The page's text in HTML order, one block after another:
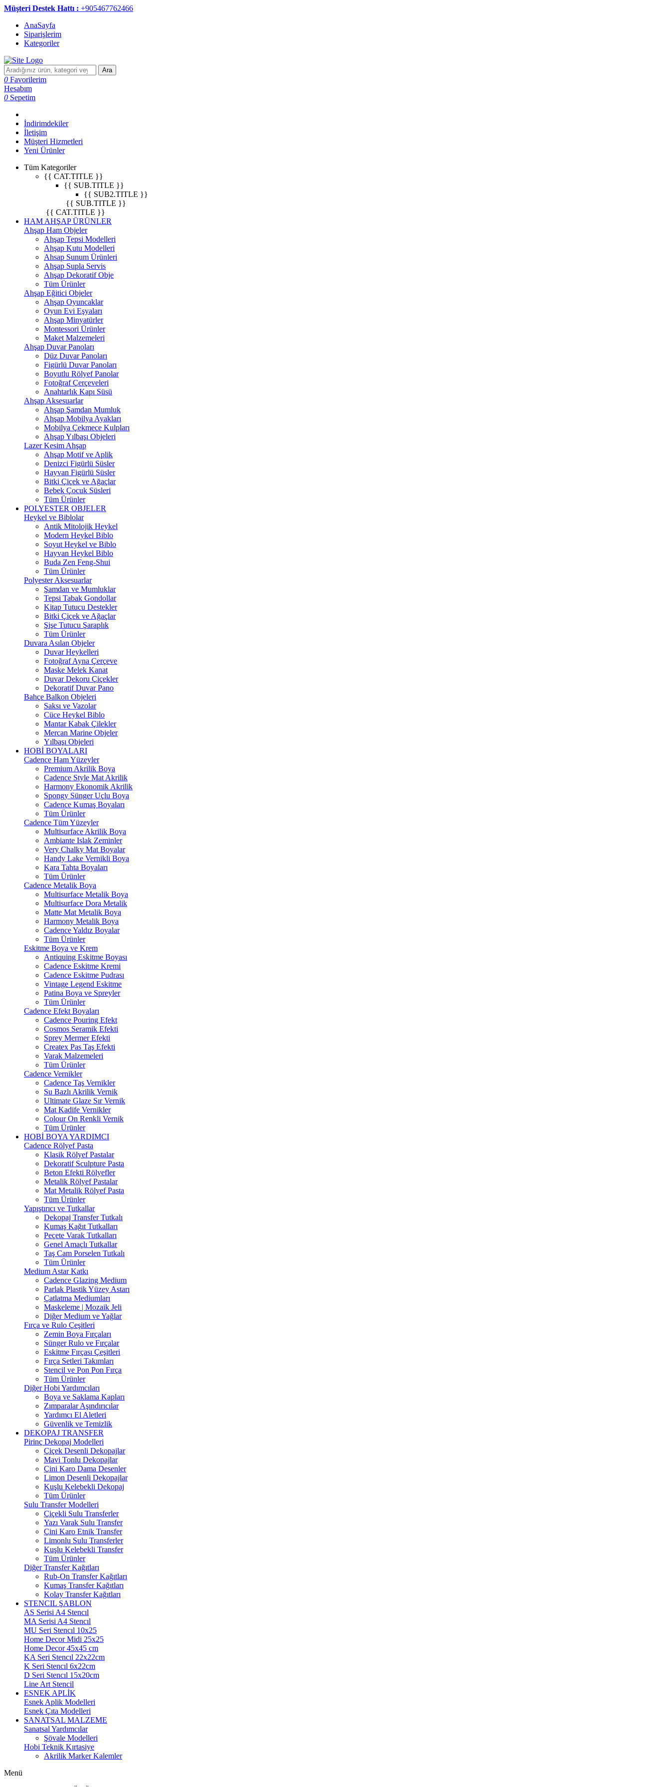
Müşteri Destek Hattı : +905467762466
AnaSayfa
Siparişlerim
Kategoriler
Ara
0 Favorilerim
Hesabım
0 Sepetim
İndirimdekiler
İletişim
Müşteri Hizmetleri
Yeni Ürünler
Tüm Kategoriler
{{ CAT.TITLE }}
{{ SUB.TITLE }}
{{ SUB2.TITLE }}
{{ SUB.TITLE }}
{{ CAT.TITLE }}
HAM AHŞAP ÜRÜNLER
Ahşap Ham Objeler
Ahşap Tepsi Modelleri
Ahşap Kutu Modelleri
Ahsap Sunum Ürünleri
Ahşap Supla Servis
Ahşap Dekoratif Obje
Tüm Ürünler
Ahşap Eğitici Objeler
Ahşap Oyuncaklar
Oyun Evi Eşyaları
Ahşap Minyatürler
Montessori Ürünler
Maket Malzemeleri
Ahşap Duvar Panoları
Düz Duvar Panoları
Figürlü Duvar Panoları
Boyutlu Rölyef Panolar
Fotoğraf Çerçeveleri
Anahtarlık Kapı Süsü
Ahşap Aksesuarlar
Ahşap Şamdan Mumluk
Ahşap Mobilya Ayakları
Mobilya Çekmece Kulpları
Ahşap Yılbaşı Objeleri
Lazer Kesim Ahşap
Ahşap Motif ve Aplik
Denizci Figürlü Süsler
Hayvan Figürlü Süsler
Bitki Çiçek ve Ağaçlar
Bebek Çocuk Süsleri
Tüm Ürünler
POLYESTER OBJELER
Heykel ve Biblolar
Antik Mitolojik Heykel
Modern Heykel Biblo
Soyut Heykel ve Biblo
Hayvan Heykel Biblo
Buda Zen Feng-Shui
Tüm Ürünler
Polyester Aksesuarlar
Şamdan ve Mumluklar
Tepsi Tabak Gondollar
Kitap Tutucu Destekler
Bitki Çiçek ve Ağaçlar
Şişe Tutucu Şaraplık
Tüm Ürünler
Duvara Asılan Objeler
Duvar Heykelleri
Fotoğraf Ayna Çerçeve
Maske Melek Kanat
Duvar Dekoru Çiçekler
Dekoratif Duvar Pano
Bahçe Balkon Objeleri
Saksı ve Vazolar
Cüce Heykel Biblo
Mantar Kabak Çilekler
Mercan Marine Objeler
Yılbaşı Objeleri
HOBİ BOYALARI
Cadence Ham Yüzeyler
Premium Akrilik Boya
Cadence Style Mat Akrilik
Harmony Ekonomik Akrilik
Spongy Sünger Uçlu Boya
Cadence Kumaş Boyaları
Tüm Ürünler
Cadence Tüm Yüzeyler
Multisurface Akrilik Boya
Ambiante Islak Zeminler
Very Chalky Mat Boyalar
Handy Lake Vernikli Boya
Kara Tahta Boyaları
Tüm Ürünler
Cadence Metalik Boya
Multisurface Metalik Boya
Multisurface Dora Metalik
Matte Mat Metalik Boya
Harmony Metalik Boya
Cadence Yaldız Boyalar
Tüm Ürünler
Eskitme Boya ve Krem
Antiquing Eskitme Boyası
Cadence Eskitme Kremi
Cadence Eskitme Pudrası
Vintage Legend Eskitme
Patina Boya ve Spreyler
Tüm Ürünler
Cadence Efekt Boyaları
Cadence Pouring Efekt
Cosmos Seramik Efekti
Sprey Mermer Efekti
Createx Pas Taş Efekti
Varak Malzemeleri
Tüm Ürünler
Cadence Vernikler
Cadence Taş Vernikler
Su Bazlı Akrilik Vernik
Ultimate Glaze Sır Vernik
Mat Kadife Vernikler
Colour On Renkli Vernik
Tüm Ürünler
HOBİ BOYA YARDIMCI
Cadence Rölyef Pasta
Klasik Rölyef Pastalar
Dekoratif Sculpture Pasta
Beton Efekti Rölyefler
Metalik Rölyef Pastalar
Mat Metalik Rölyef Pasta
Tüm Ürünler
Yapıştırıcı ve Tutkallar
Dekopaj Transfer Tutkalı
Kumaş Kağıt Tutkalları
Peçete Varak Tutkalları
Genel Amaçlı Tutkallar
Taş Cam Porselen Tutkalı
Tüm Ürünler
Medium Astar Katkı
Cadence Glazing Medium
Parlak Plastik Yüzey Astarı
Çatlatma Mediumları
Maskeleme | Mozaik Jeli
Diğer Medium ve Yağlar
Fırça ve Rulo Çeşitleri
Zemin Boya Fırçaları
Sünger Rulo ve Fırçalar
Eskitme Fırçası Çeşitleri
Fırça Setleri Takımları
Stencil ve Pon Pon Fırça
Tüm Ürünler
Diğer Hobi Yardımcıları
Boya ve Saklama Kapları
Zımparalar Aşındırıcılar
Yardımcı El Aletleri
Güvenlik ve Temizlik
DEKOPAJ TRANSFER
Pirinç Dekopaj Modelleri
Çiçek Desenli Dekopajlar
Mavi Tonlu Dekopajlar
Çini Karo Dama Desenler
Limon Desenli Dekopajlar
Kuşlu Kelebekli Dekopaj
Tüm Ürünler
Sulu Transfer Modelleri
Çiçekli Sulu Transferler
Yazı Varak Sulu Transfer
Çini Karo Etnik Transfer
Limonlu Sulu Transferler
Kuşlu Kelebekli Transfer
Tüm Ürünler
Diğer Transfer Kağıtları
Rub-On Transfer Kağıtları
Kumaş Transfer Kağıtları
Kolay Transfer Kağıtları
STENCIL ŞABLON
AS Serisi A4 Stencıl
MA Serisi A4 Stencıl
MU Seri Stencıl 10x25
Home Decor Midi 25x25
Home Decor 45x45 cm
KA Seri Stencıl 22x22cm
K Seri Stencıl 6x22cm
D Seri Stencıl 15x20cm
Line Art Stencil
ESNEK APLİK
Esnek Aplik Modelleri
Esnek Çıta Modelleri
SANATSAL MALZEME
Sanatsal Yardımcılar
Şövale Modelleri
Hobi Teknik Kırtasiye
Akrilik Marker Kalemler
Menü